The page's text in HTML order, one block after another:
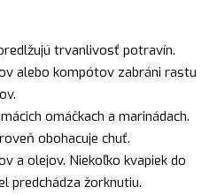
trvanlivosť potravín.
alebo kompótov zabráni rastu
omáčkach a marinádach.
obohacuje chuť.
a olejov. Niekoľko kvapiek do
predchádza žorknutiu.